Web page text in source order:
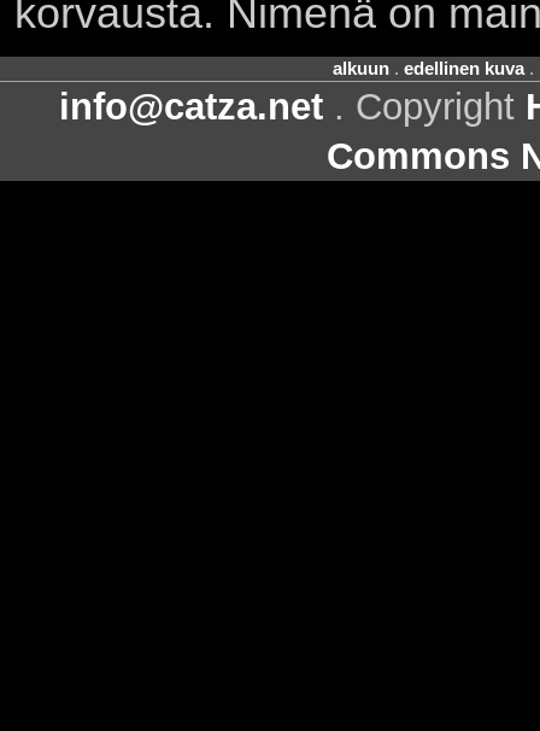
korvausta. Nimenä on
alkuun. edellinen kuva.
info@catza.net . Copyright
Commons